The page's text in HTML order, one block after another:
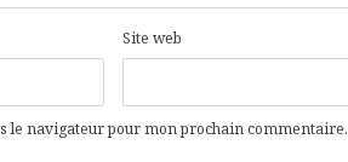
Site web
navigateur pour mon prochain commentaire.